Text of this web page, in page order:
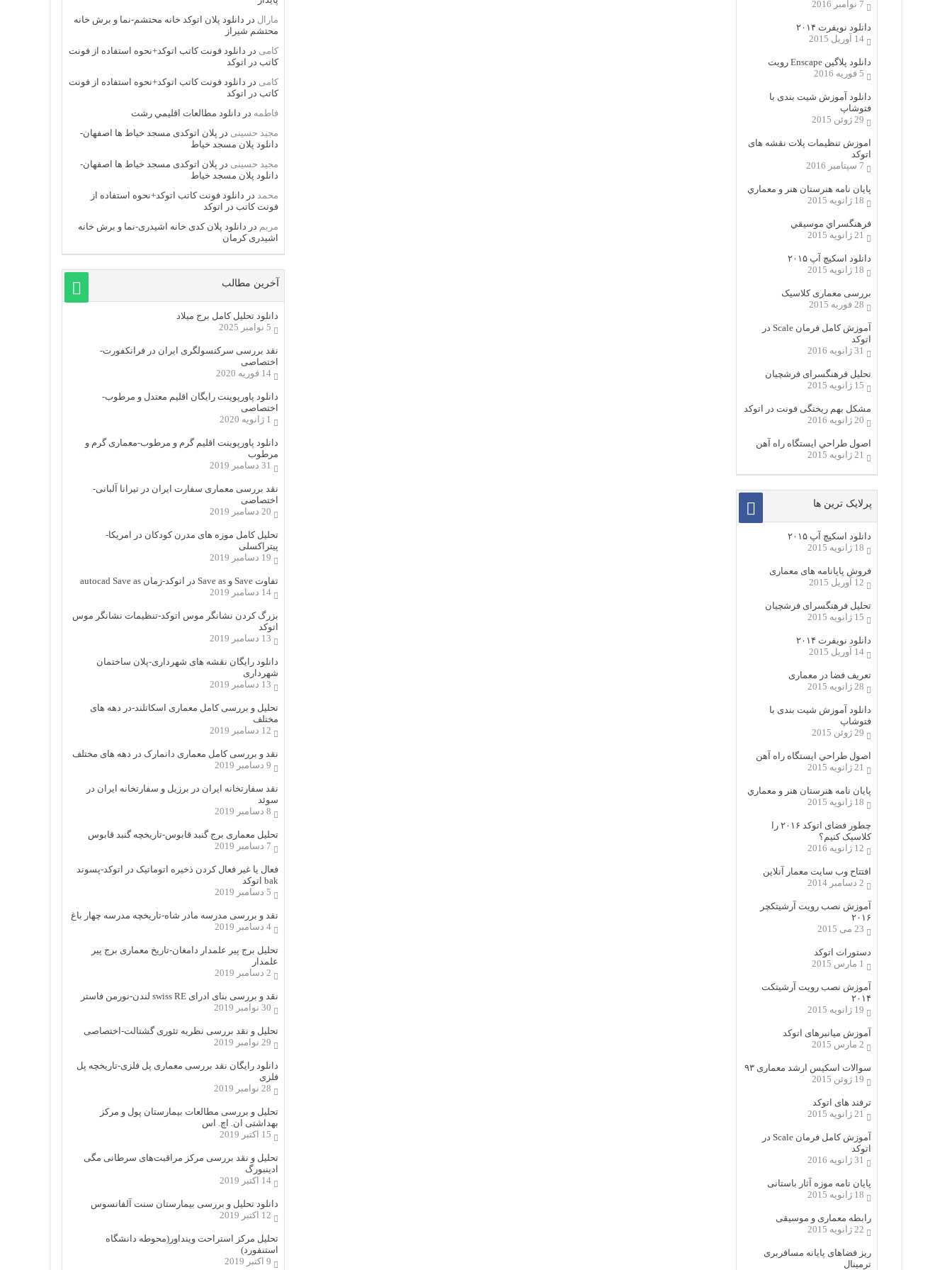
7 نوامبر 2016
دانلود نویفرت ۲۰۱۴
14 آوریل 2015
دانلود پلاگین Enscape رویت
5 فوریه 2016
دانلود آموزش شیت بندی با
فتوشاپ
29 ژوئن 2015
اموزش تنظیمات پلات نقشه های
اتوکد
7 سپتامبر 2016
پایان نامه هنرستان هنر و معماري
18 ژانویه 2015
فرهنگسراي موسيقي
21 ژانویه 2015
دانلود اسکیچ آپ ۲۰۱۵
18 ژانویه 2015
بررسی معماری کلاسیک
28 فوریه 2015
آموزش کامل فرمان Scale در
اتوکد
31 ژانویه 2016
تحلیل فرهنگسرای فرشچیان
15 ژانویه 2015
مشکل بهم ریختگی فونت در اتوکد
20 ژانویه 2016
اصول طراحي ایستگاه راه آهن
21 ژانویه 2015
پرلایک ترین ها
دانلود اسکیچ آپ ۲۰۱۵
18 ژانویه 2015
فروش پایانامه های معماری
12 آوریل 2015
تحلیل فرهنگسرای فرشچیان
15 ژانویه 2015
دانلود نویفرت ۲۰۱۴
14 آوریل 2015
تعریف فضا در معماری
28 ژانویه 2015
دانلود آموزش شیت بندی با
فتوشاپ
29 ژوئن 2015
اصول طراحي ایستگاه راه آهن
21 ژانویه 2015
پایان نامه هنرستان هنر و معماري
18 ژانویه 2015
چطور فضای اتوکد ۲۰۱۶ را
کلاسیک کنیم؟
12 ژانویه 2016
افتتاح وب سایت معمار آنلاین
2 دسامبر 2014
آموزش نصب رویت آرشیتکچر
۲۰۱۶
23 می 2015
دستورات اتوکد
1 مارس 2015
آموزش نصب رویت آرشیتکت
۲۰۱۴
19 ژانویه 2015
آموزش میانبرهای اتوکد
2 مارس 2015
سوالات اسکیس ارشد معماری ۹۳
19 ژوئن 2015
ترفند های اتوکد
21 ژانویه 2015
آموزش کامل فرمان Scale در
اتوکد
31 ژانویه 2016
پایان نامه موزه آثار باستانی
18 ژانویه 2015
رابطه معماری و موسیقی
22 ژانویه 2015
ریز فضاهای پایانه مسافربری
ترمینال
مارال در دانلود پلان اتوکد خانه محتشم-نما و برش خانه
محتشم شیراز
کامی در دانلود فونت کاتب اتوکد+نحوه استفاده از فونت
کاتب در اتوکد
کامی در دانلود فونت کاتب اتوکد+نحوه استفاده از فونت
کاتب در اتوکد
فاطمه در دانلود مطالعات اقليمي رشت
مجید حسینی در پلان اتوکدی مسجد خیاط ها اصفهان-
دانلود پلان مسجد خیاط
مجید حسینی در پلان اتوکدی مسجد خیاط ها اصفهان-
دانلود پلان مسجد خیاط
محمد در دانلود فونت کاتب اتوکد+نحوه استفاده از
فونت کاتب در اتوکد
مریم در دانلود پلان کدی خانه اشیدری-نما و برش خانه
اشیدری کرمان
آخرین مطالب
دانلود تحلیل کامل برج میلاد
5 نوامبر 2025
نقد بررسی سرکنسولگری ایران در فرانکفورت-
اختصاصی
14 فوریه 2020
دانلود پاورپوینت رایگان اقلیم معتدل و مرطوب-
اختصاصی
1 ژانویه 2020
دانلود پاورپوینت اقلیم گرم و مرطوب-معماری گرم و
مرطوب
31 دسامبر 2019
نقد بررسی معماری سفارت ایران در تیرانا آلبانی-
اختصاصی
20 دسامبر 2019
تحلیل کامل موزه های مدرن کودکان در امریکا-
پیتراکسلی
19 دسامبر 2019
تفاوت Save و Save as در اتوکد-زمان autocad Save as
14 دسامبر 2019
بزرگ کردن نشانگر موس اتوکد-تنظیمات نشانگر موس
اتوکد
13 دسامبر 2019
دانلود رایگان نقشه های شهرداری-پلان ساختمان
شهرداری
13 دسامبر 2019
تحلیل و بررسی کامل معماری اسکاتلند-در دهه های
مختلف
12 دسامبر 2019
نقد و بررسی کامل معماری دانمارک در دهه های مختلف
9 دسامبر 2019
نقد سفارتخانه ایران در برزیل و سفارتخانه ایران در
سوئد
8 دسامبر 2019
تحلیل معماری برج گنبد قابوس-تاریخچه گنبد قابوس
7 دسامبر 2019
فعال یا غیر فعال کردن ذخیره اتوماتیک در اتوکد-پسوند
bak اتوکد
5 دسامبر 2019
نقد و بررسی مدرسه مادر شاه-تاریخچه مدرسه چهار باغ
4 دسامبر 2019
تحلیل برج پیر علمدار دامغان-تاریخ معماری برج پیر
علمدار
2 دسامبر 2019
نقد و بررسی بنای ادرای swiss RE لندن-نورمن فاستر
30 نوامبر 2019
تحلیل و نقد بررسی نظریه تئوری گشتالت-اختصاصی
29 نوامبر 2019
دانلود رایگان نقد بررسی معماری پل فلزی-تاریخچه پل
فلزی
28 نوامبر 2019
تحلیل و بررسی مطالعات بیمارستان پول و مرکز
بهداشتی ان. اچ. اس
15 اکتبر 2019
تحلیل و نقد بررسی مرکز مراقبت‌های سرطانی مگی
ادینبورگ
14 اکتبر 2019
دانلود تحلیل و بررسی بیمارستان سنت آلفانسوس
12 اکتبر 2019
تحلیل مرکز استراحت وینداور(محوطه دانشگاه
استنفورد)
9 اکتبر 2019